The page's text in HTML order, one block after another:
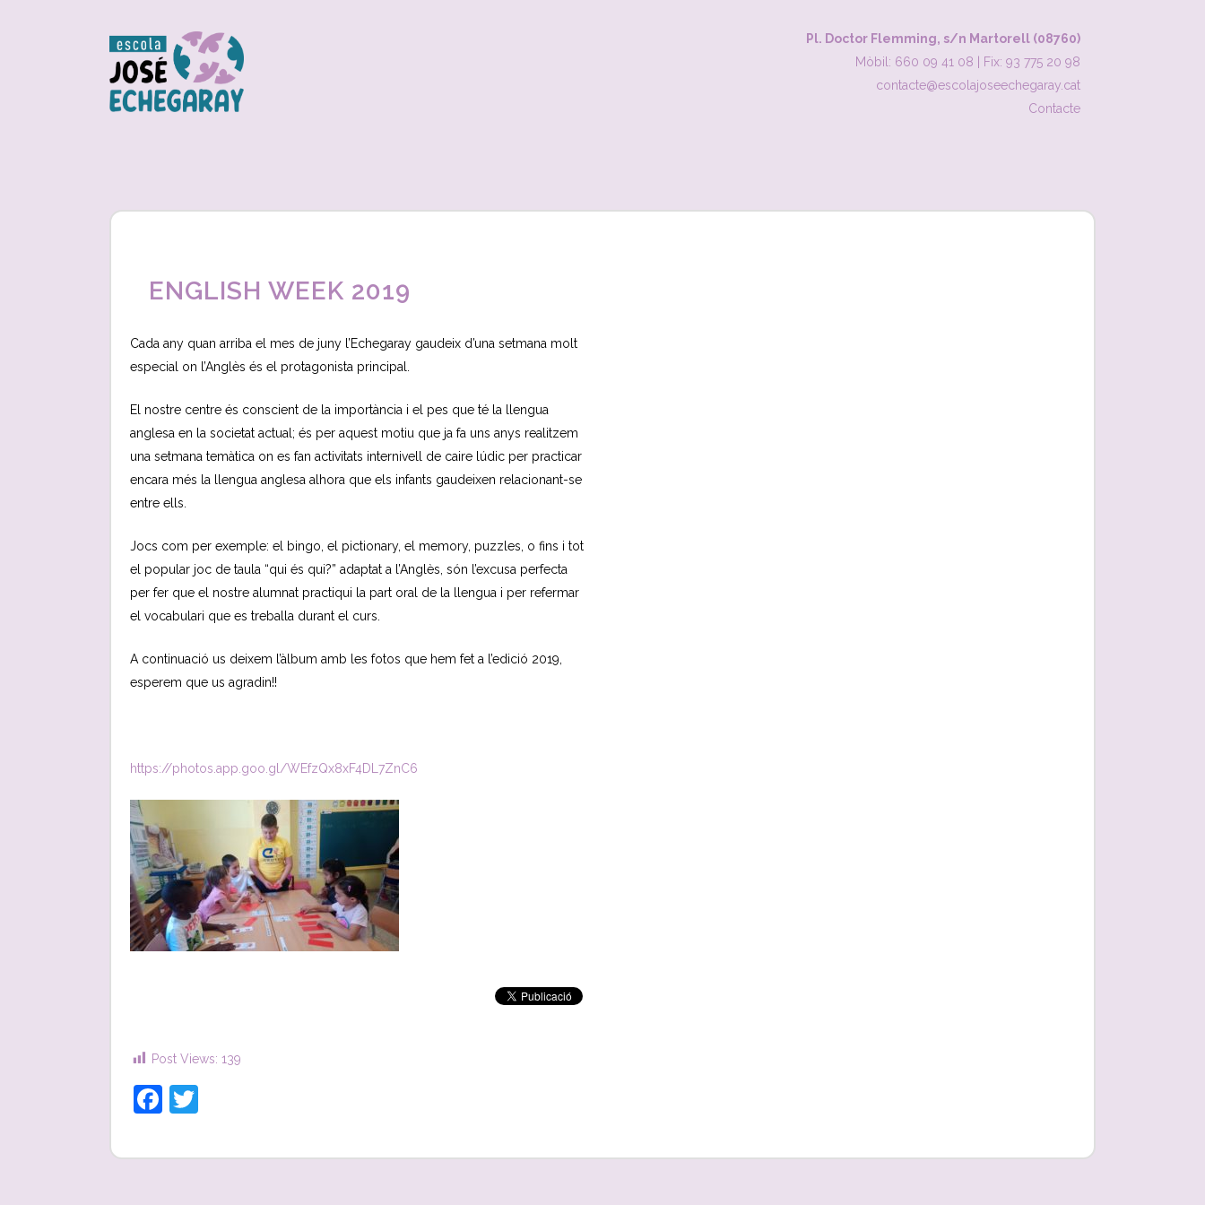
Pl. Doctor Flemming, s/n Martorell (08760)
Mòbil: 660 09 41 08
Fix: 93 775 20 98
contacte@escolajoseechegaray.cat
Contacte
ENGLISH WEEK 2019
Cada any quan arriba el mes de juny l’Echegaray gaudeix d’una setmana molt
especial on l’Anglès és el protagonista principal.
El nostre centre és conscient de la importància i el pes que té la llengua
anglesa en la societat actual; és per aquest motiu que ja fa uns anys realitzem
una setmana temàtica on es fan activitats internivell de caire lúdic per practicar
encara més la llengua anglesa alhora que els infants gaudeixen relacionant-se
entre ells.
Jocs com per exemple: el bingo, el pictionary, el memory, puzzles, o fins i tot
el popular joc de taula “qui és qui?” adaptat a l’Anglès, són l’excusa perfecta
per fer que el nostre alumnat practiqui la part oral de la llengua i per refermar
el vocabulari que es treballa durant el curs.
A continuació us deixem l’àlbum amb les fotos que hem fet a l’edició 2019,
esperem que us agradin!!
https://photos.app.goo.gl/WEfzQx8xF4DL7ZnC6
Post Views: 139
Facebook